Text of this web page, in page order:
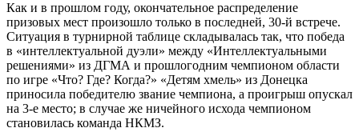
Как и в прошлом году, окончательное распределение
призовых мест произошло только в последней, 30-й встрече.
Ситуация в турнирной таблице складывалась так, что победа
в «интеллектуальной дуэли» между «Интеллектуальными
решениями» из ДГМА и прошлогодним чемпионом области
по игре «Что? Где? Когда?» «Детям хмель» из Донецка
приносила победителю звание чемпиона, а проигрыш опускал
на 3-е место; в случае же ничейного исхода чемпионом
становилась команда НКМЗ.